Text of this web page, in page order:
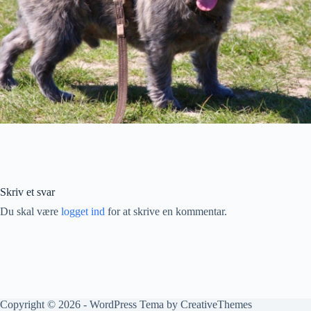
Skriv et svar
Du skal være logget ind for at skrive en kommentar.
Copyright © 2026 - WordPress Tema by CreativeThemes